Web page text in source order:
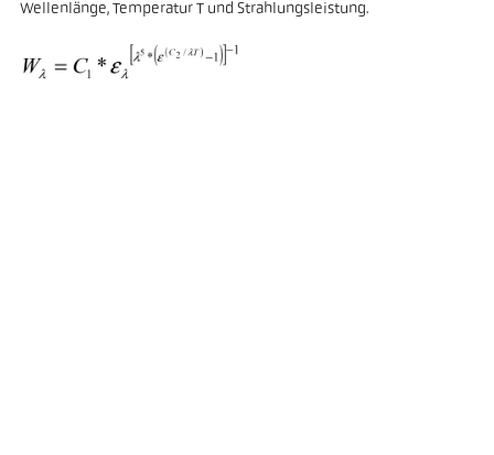
Wellenlänge, Temperatur T und Strahlungsleistung.